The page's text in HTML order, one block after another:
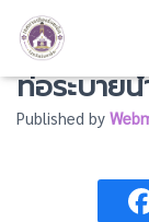
ประกาศซื้
ท่อระบายน้
Published by